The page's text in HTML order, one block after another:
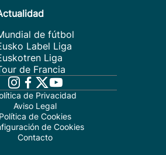
de fútbol
Label Liga
Liga
de Francia
de Privacidad
Aviso Legal
Política de Cookies
de Cookies
Contacto